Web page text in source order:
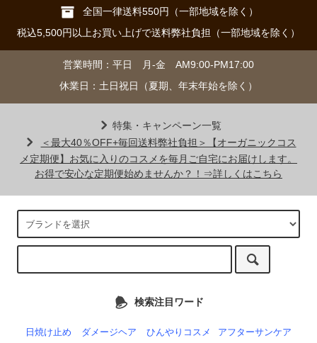
全国一律送料550円（一部地域を除く）
税込5,500円以上お買い上げで送料弊社負担（一部地域を除く）
営業時間：平日 月-金 AM9:00-PM17:00
休業日：土日祝日（夏期、年末年始を除く）
特集・キャンペーン一覧
＜最大40％OFF+毎回送料弊社負担＞【オーガニックコス
メ定期便】お気に入りのコスメを毎月ご自宅にお届けします。
お得で安心な定期便始めませんか？！⇒詳しくはこちら
検索注目ワード
日焼け止め ダメージヘア ひんやりコスメ
アフターサンケア